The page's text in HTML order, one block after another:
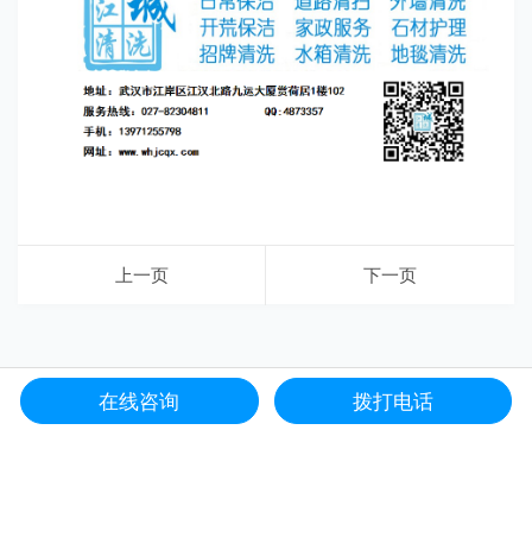
上一页 下一页
网站首页 服务项目 电话咨询 联系我们
在线咨询 拨打电话